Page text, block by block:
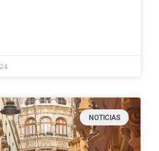
NOTICIAS